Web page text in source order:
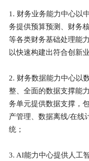
1. 财务业务能力中心以
务提供预算预测、财务
等各类财务基础处理能
以快速构建出符合创新
2. 财务数据能力中心以
整、全面的数据支撑能
务单元提供数据支撑，
产管理、数据离线/在线
统；
3. AI能力中心提供人工